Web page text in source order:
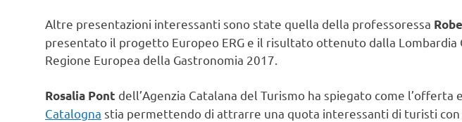
Altre presentazioni interessanti sono state quella della professoressa
presentato il progetto Europeo ERG e il risultato ottenuto dalla
Regione Europea della Gastronomia 2017.
Rosalia Pont dell’Agenzia Catalana del Turismo ha spiegato come l’offerta
Catalogna stia permettendo di attrarre una quota interessanti di turisti